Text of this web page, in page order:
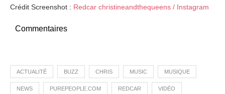
Crédit Screenshot : Redcar christineandthequeens / Instagram
Commentaires
ACTUALITÉ BUZZ CHRIS MUSIC MUSIQUE
NEWS PUREPEOPLE.COM REDCAR VIDÉO